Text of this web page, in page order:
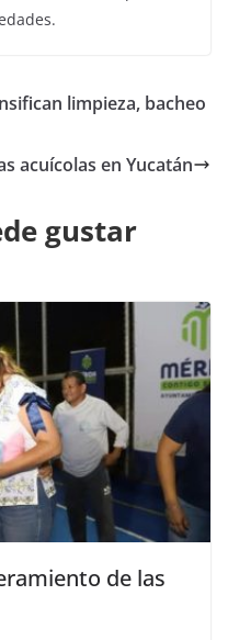
limpieza, bacheo
acuícolas en Yucatán
gustar
de las